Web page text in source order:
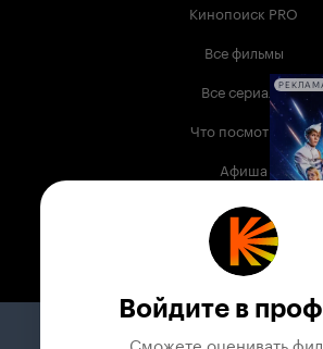
Кинопоиск PRO
Все фильмы
Все сериалы
Что посмотреть
Афиша
Музыка
Телепрограмма
Служба поддержки
Войдите в
Сможете оценивать